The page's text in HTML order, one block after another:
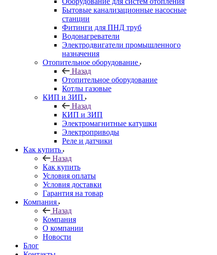
Бытовые канализационные насосные
станции
Фитинги для ПНД труб
Водонагреватели
Электродвигатели промышленного
назначения
Отопительное оборудование
Назад
Отопительное оборудование
Котлы газовые
КИП и ЗИП
Назад
КИП и ЗИП
Электромагнитные катушки
Электроприводы
Реле и датчики
Как купить
Назад
Как купить
Условия оплаты
Условия доставки
Гарантия на товар
Компания
Назад
Компания
О компании
Новости
Блог